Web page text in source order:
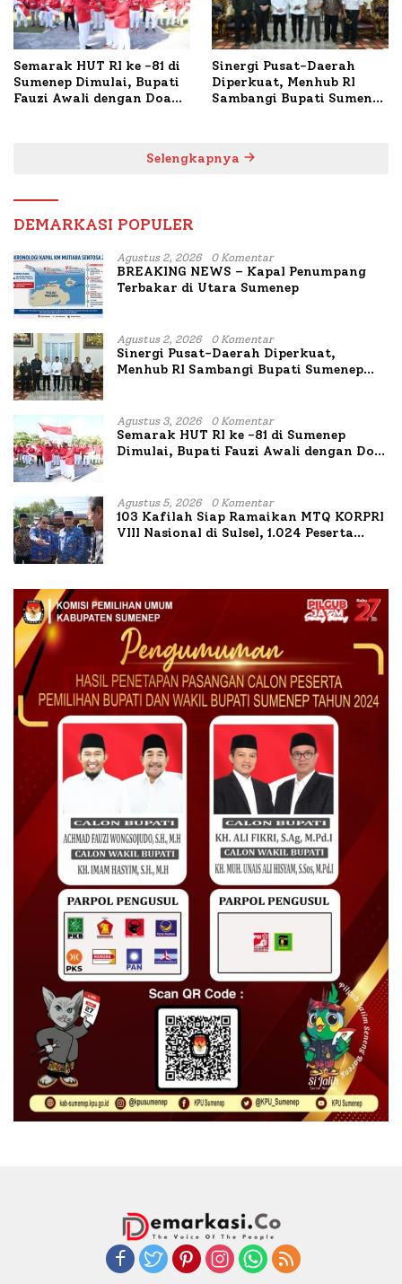
Semarak HUT RI ke -81 di
Sumenep Dimulai, Bupati
Fauzi Awali dengan Doa
Sinergi Pusat-Daerah
Diperkuat, Menhub RI
Sambangi Bupati Sumenep
Selengkapnya
DEMARKASI POPULER
Agustus 2, 2026 0 Komentar
BREAKING NEWS – Kapal Penumpang
Terbakar di Utara Sumenep
Agustus 2, 2026 0 Komentar
Sinergi Pusat-Daerah Diperkuat,
Menhub RI Sambangi Bupati Sumenep
Agustus 3, 2026 0 Komentar
Semarak HUT RI ke -81 di Sumenep
Dimulai, Bupati Fauzi Awali dengan Doa
Agustus 5, 2026 0 Komentar
103 Kafilah Siap Ramaikan MTQ KORPRI
VIII Nasional di Sulsel, 1.024 Peserta